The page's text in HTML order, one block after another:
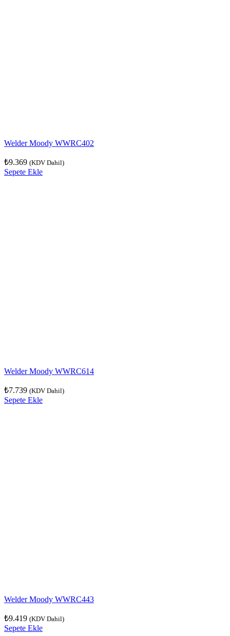
Welder Moody WWRC402
₺9.369 (KDV Dahil)
Sepete Ekle
Welder Moody WWRC614
₺7.739 (KDV Dahil)
Sepete Ekle
Welder Moody WWRC443
₺9.419 (KDV Dahil)
Sepete Ekle